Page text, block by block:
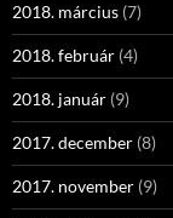
2018. március (7)
2018. február (4)
2018. január (9)
2017. december (8)
2017. november (9)